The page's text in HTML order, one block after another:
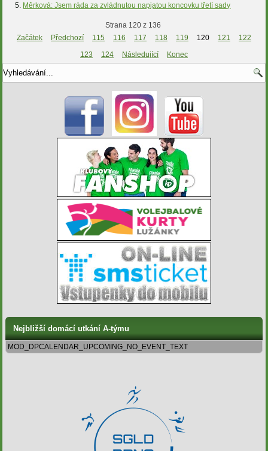
Měrková: Jsem ráda za zvládnutou napjatou koncovku třetí sady
Strana 120 z 136
Začátek
Předchozí 115 116 117 118 119 120 121
122
123
124 Následující Konec
Nejbližší domácí utkání A-týmu
MOD_DPCALENDAR_UPCOMING_NO_EVENT_TEXT